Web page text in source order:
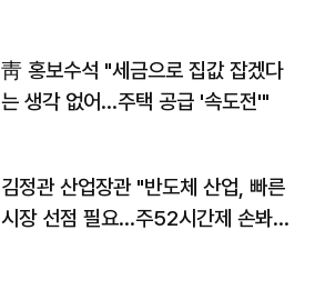
靑 홍보수석 "세금으로 집값 잡겠다
는 생각 없어…주택 공급 '속도전'"
김정관 산업장관 "반도체 산업, 빠른
시장 선점 필요…주52시간제 손봐